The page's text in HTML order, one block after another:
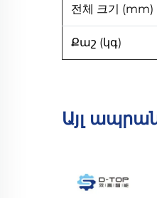
전체 크기 (mm)
Քաշ (կգ)
Այլ